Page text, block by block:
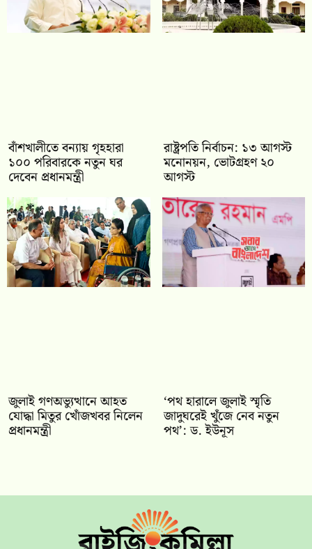
বাঁশখালীতে বন্যায় গৃহহারা
১০০ পরিবারকে নতুন ঘর
দেবেন প্রধানমন্ত্রী
রাষ্ট্রপতি নির্বাচন: ১৩ আগস্ট
মনোনয়ন, ভোটগ্রহণ ২০
আগস্ট
জুলাই গণঅভ্যুত্থানে আহত
যোদ্ধা মিতুর খোঁজখবর নিলেন
প্রধানমন্ত্রী
‘পথ হারালে জুলাই স্মৃতি
জাদুঘরেই খুঁজে নেব নতুন
পথ’: ড. ইউনূস